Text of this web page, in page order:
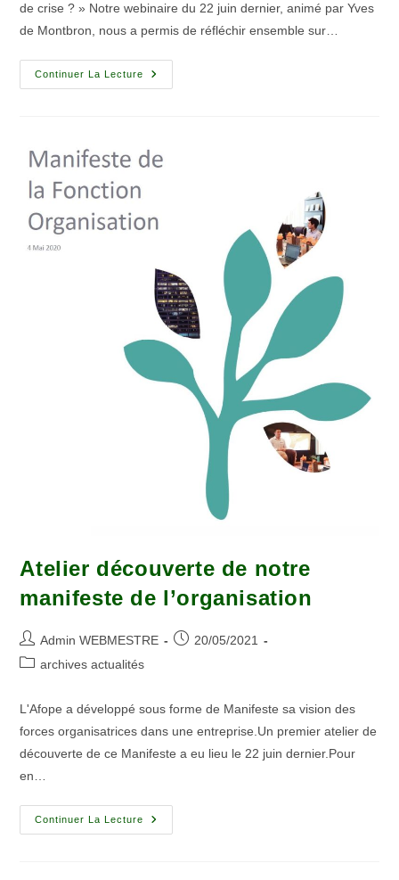
de crise ? » Notre webinaire du 22 juin dernier, animé par Yves
de Montbron, nous a permis de réfléchir ensemble sur…
Continuer La Lecture
Atelier découverte de notre
manifeste de l’organisation
Admin WEBMESTRE
20/05/2021
archives actualités
L'Afope a développé sous forme de Manifeste sa vision des
forces organisatrices dans une entreprise.Un premier atelier de
découverte de ce Manifeste a eu lieu le 22 juin dernier.Pour
en…
Continuer La Lecture